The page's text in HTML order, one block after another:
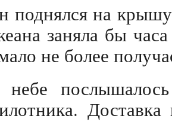
поднялся на
заняла бы
не более
послышалось